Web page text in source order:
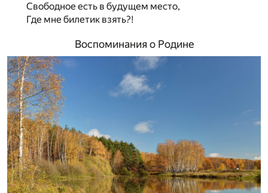
Свободное есть в будущем место,
Где мне билетик взять?!
Воспоминания о Родине